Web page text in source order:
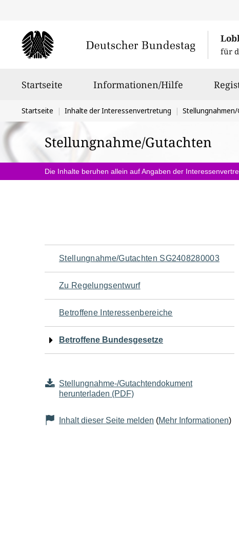
für
Startseite Informationen/Hilfe
Sie
befinden
sich
hier:
Startseite Inhalte der Interessenvertretung
Stellungnahme/Gutachten
Die Inhalte beruhen allein auf Angaben der
Navigation
für
den
Seiteninhalt
Stellungnahme/Gutachten SG2408280003
Zu Regelungsentwurf
Betroffene Interessenbereiche
Betroffene Bundesgesetze
Stellungnahme-/Gutachtendokument
herunterladen (PDF)
Inhalt dieser Seite melden (Mehr Informationen)